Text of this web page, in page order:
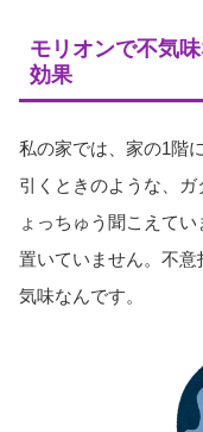
モリオンで不気
効果
私の家では、家の1階
引くときのような、ガ
ょっちゅう聞こえて
置いていません。不
気味なんです。